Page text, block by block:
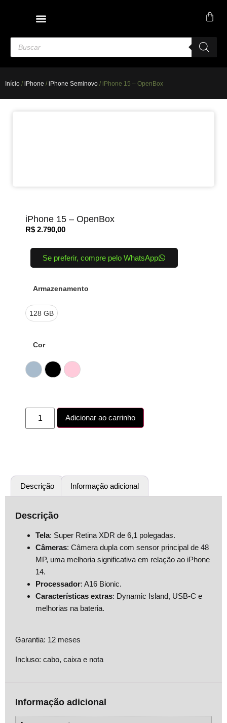
Início / iPhone / iPhone Seminovo / iPhone 15 – OpenBox
iPhone 15 – OpenBox
R$ 2.790,00
Se preferir, compre pelo WhatsApp
Armazenamento
128 GB
Cor
Azul Preto Rosa
Adicionar ao carrinho
Descrição Informação adicional
Descrição
Tela: Super Retina XDR de 6,1 polegadas.
Câmeras: Câmera dupla com sensor principal de 48
MP, uma melhoria significativa em relação ao iPhone
14.
Processador: A16 Bionic.
Características extras: Dynamic Island, USB-C e
melhorias na bateria.
Garantia: 12 meses
Incluso: cabo, caixa e nota
Informação adicional